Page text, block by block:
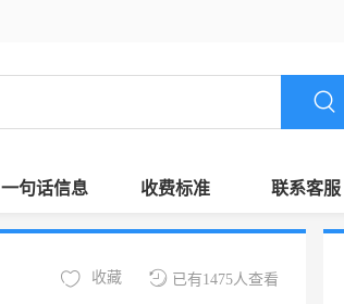
一句话信息 收费标准 联系客服
已有1475人查看
收藏